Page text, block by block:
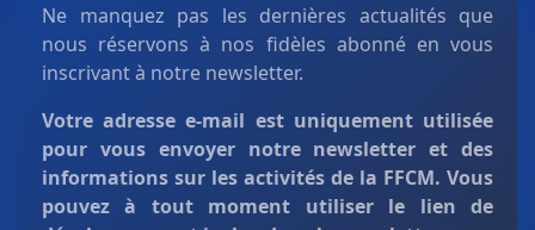
Ne manquez pas les dernières actualités que
nous réservons à nos fidèles abonné en vous
inscrivant à notre newsletter.
Votre adresse e-mail est uniquement utilisée
pour vous envoyer notre newsletter et des
informations sur les activités de la FFCM. Vous
pouvez à tout moment utiliser le lien de